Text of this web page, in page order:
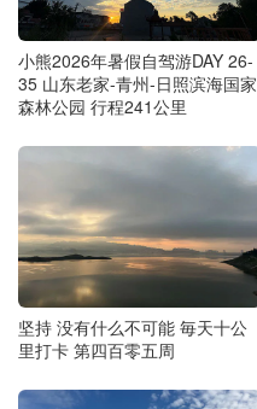
小熊2026年暑假自驾游DAY 26-
35 山东老家-青州-日照滨海国家
森林公园 行程241公里
坚持 没有什么不可能 毎天十公
里打卡 第四百零五周